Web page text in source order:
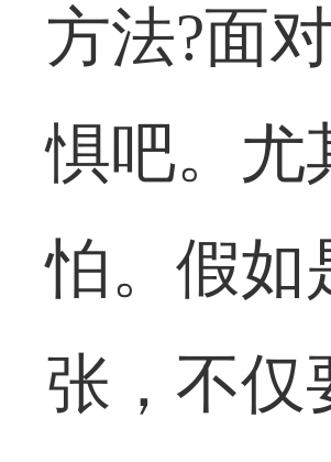
方法?面
惧吧。尤
怕。假如
张，不仅